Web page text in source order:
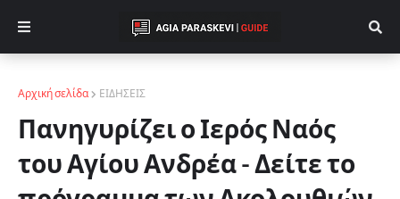
Αρχική σελίδα ΕΙΔΗΣΕΙΣ
Πανηγυρίζει ο Ιερός Ναός
του Αγίου Ανδρέα - Δείτε το